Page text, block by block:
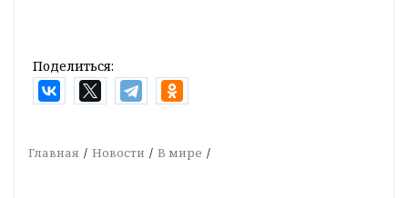
Поделиться:
Главная Новости В мире